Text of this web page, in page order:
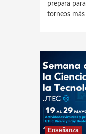
prepara
torneos
Enseñanza